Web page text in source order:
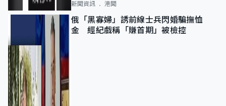
新聞資訊 港聞
俄「黑寡婦」誘前線士兵閃婚騙撫恤
金 經紀戲稱「賺首期」被檢控